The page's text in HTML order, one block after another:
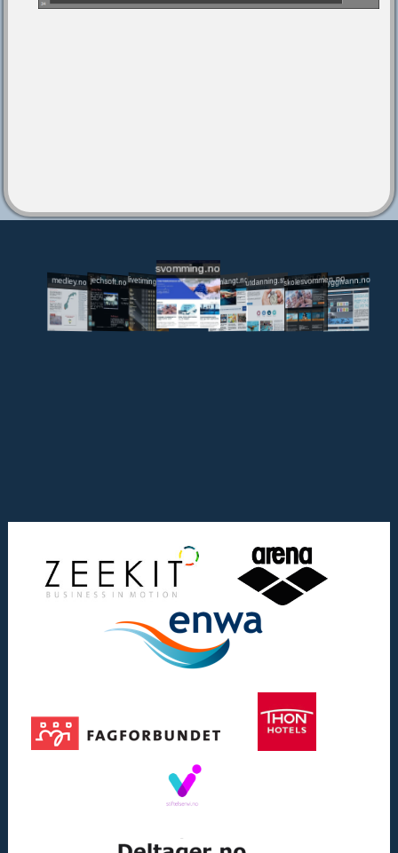
medley.no jechsoft.nolivetiming.medley.no
svomming.no
svomlangt.noutdanning.svomming.no
skolesvommen.notryggivann.no